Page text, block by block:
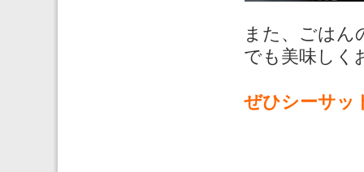
また、ごはん
でも美味しく
ぜひシーサッ